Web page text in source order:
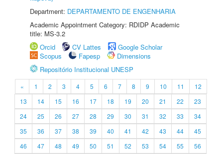
Department: DEPARTAMENTO DE ENGENHARIA
Academic Appointment Category: RDIDP Academic
title: MS-3.2
Orcid
CV Lattes
Google Scholar
Scopus
Fapesp
Dimensions
Repositório Institucional UNESP
« 1 2 3 4 5 6 7 8 9 10 11
12
13
14 15 16 17 18 19 20 21 22
23
24
25 26 27 28 29 30 31 32 33
34
35
36 37 38 39 40 41 42 43 44
45
46
47 48 49 50 51 52 53 54 55
56